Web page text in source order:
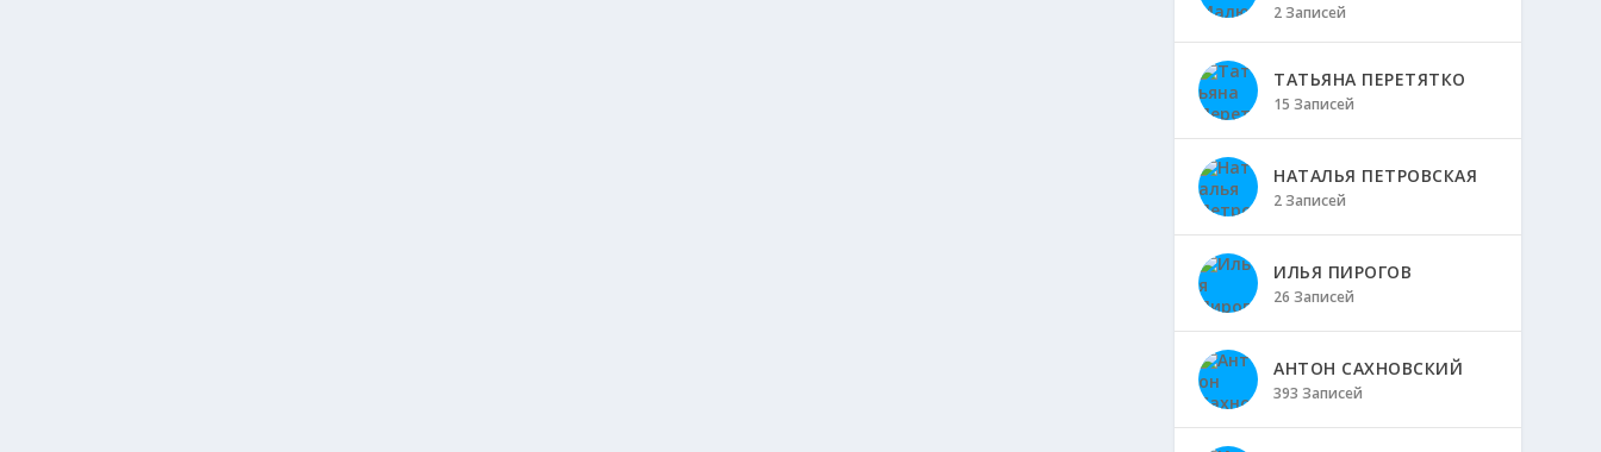
2 Записей
ТАТЬЯНА ПЕРЕТЯТКО
15 Записей
НАТАЛЬЯ ПЕТРОВСКАЯ
2 Записей
ИЛЬЯ ПИРОГОВ
26 Записей
АНТОН САХНОВСКИЙ
393 Записей